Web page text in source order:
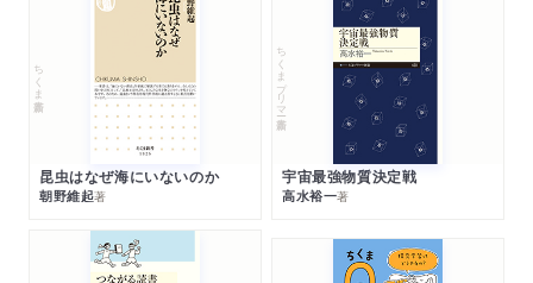
ちくま新書
昆虫はなぜ海にいないのか
朝野維起著
ちくまプリマー新書
宇宙最強物質決定戦
高水裕一著